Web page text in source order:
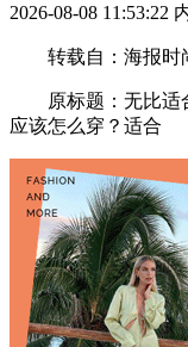
2026-08-08 11:53:22
转载自：海报时
原标题：无比适合
应该怎么穿？适合